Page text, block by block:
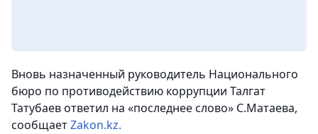
Вновь назначенный руководитель Национального
бюро по противодействию коррупции Талгат
Татубаев ответил на «последнее слово» С.Матаева,
сообщаетZakon.kz.